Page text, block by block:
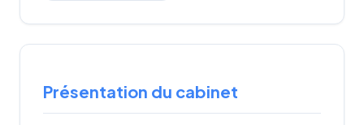
Présentation du cabinet